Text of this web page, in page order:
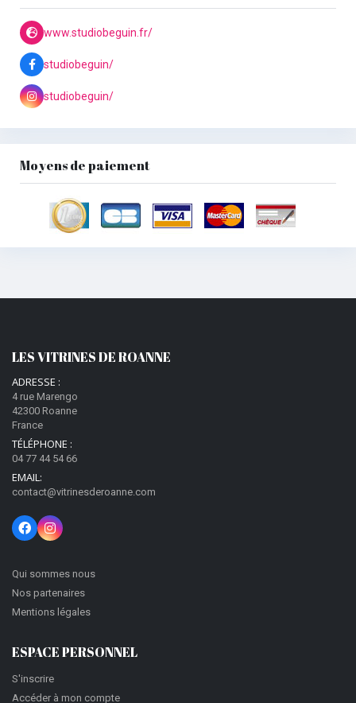
www.studiobeguin.fr/
studiobeguin/
studiobeguin/
Moyens de paiement
LES VITRINES DE ROANNE
ADRESSE :
4 rue Marengo
42300 Roanne
France
TÉLÉPHONE :
04 77 44 54 66
EMAIL:
contact@vitrinesderoanne.com
Qui sommes nous
Nos partenaires
Mentions légales
ESPACE PERSONNEL
S'inscrire
Accéder à mon compte